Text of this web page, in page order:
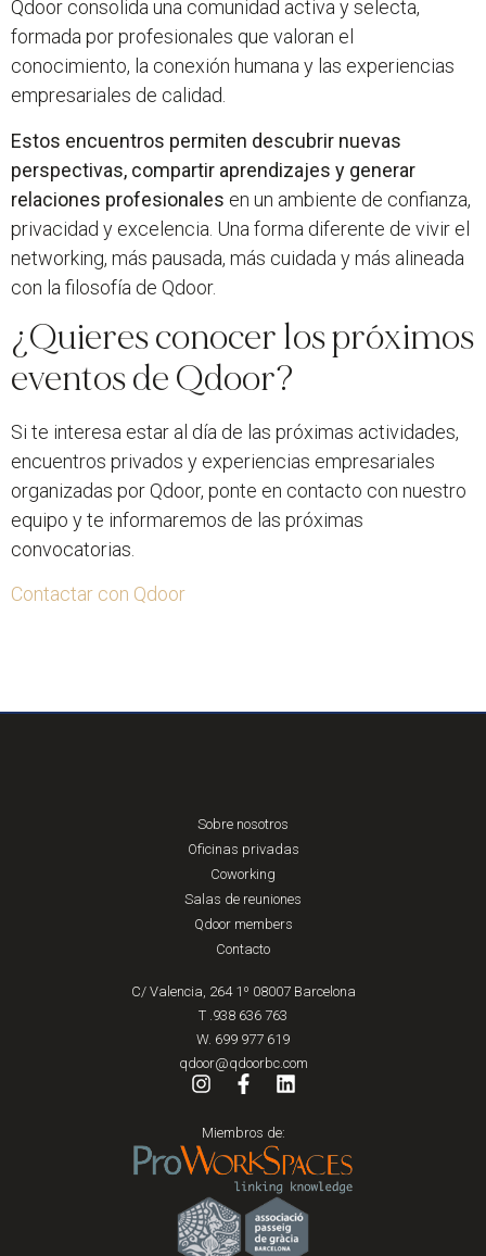
Qdoor consolida una comunidad activa y selecta,
formada por profesionales que valoran el
conocimiento, la conexión humana y las experiencias
empresariales de calidad.
Estos encuentros permiten descubrir nuevas
perspectivas, compartir aprendizajes y generar
relaciones profesionales en un ambiente de confianza,
privacidad y excelencia. Una forma diferente de vivir el
networking, más pausada, más cuidada y más alineada
con la filosofía de Qdoor.
¿Quieres conocer los próximos
eventos de Qdoor?
Si te interesa estar al día de las próximas actividades,
encuentros privados y experiencias empresariales
organizadas por Qdoor, ponte en contacto con nuestro
equipo y te informaremos de las próximas
convocatorias.
Contactar con Qdoor
Sobre nosotros
Oficinas privadas
Coworking
Salas de reuniones
Qdoor members
Contacto
C/ Valencia, 264 1º 08007 Barcelona
T .938 636 763
W. 699 977 619
qdoor@qdoorbc.com
Miembros de: